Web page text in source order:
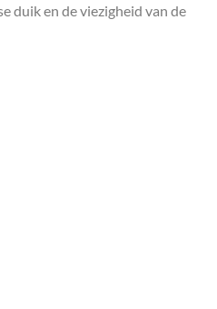
duik en de viezigheid van de